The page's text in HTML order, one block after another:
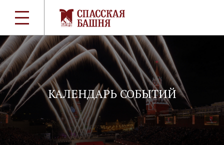
КАЛЕНДАРЬ СОБЫТИЙ